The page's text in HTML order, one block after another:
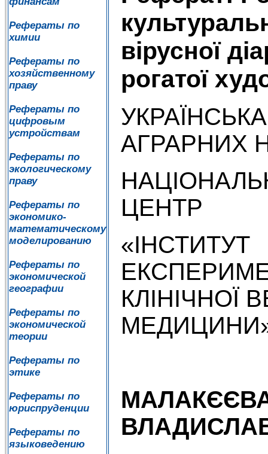
Рефераты по
химии
Рефераты по
хозяйственному
праву
Рефераты по
цифровым
устройствам
Рефераты по
экологическому
праву
Рефераты по
экономико-
математическому
моделированию
Рефераты по
экономической
географии
Рефераты по
экономической
теории
Рефераты по
этике
Рефераты по
юриспруденции
Рефераты по
языковедению
вірусної
рогатої
АГРАРНИХ
ЦЕНТР
«ІНСТИТУТ
КЛІНІЧНОЇ